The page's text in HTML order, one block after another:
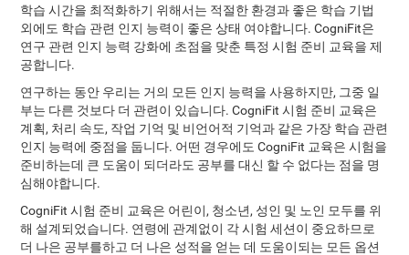
학습 시간을 최적화하기 위해서는 적절한 환경과 좋은 학습 기법
외에도 학습 관련 인지 능력이 좋은 상태 여야합니다. CogniFit은
연구 관련 인지 능력 강화에 초점을 맞춘 특정 시험 준비 교육을 제
공합니다.
연구하는 동안 우리는 거의 모든 인지 능력을 사용하지만, 그중 일
부는 다른 것보다 더 관련이 있습니다. CogniFit 시험 준비 교육은
계획, 처리 속도, 작업 기억 및 비언어적 기억과 같은 가장 학습 관련
인지 능력에 중점을 둡니다. 어떤 경우에도 CogniFit 교육은 시험을
준비하는데 큰 도움이 되더라도 공부를 대신 할 수 없다는 점을 명
심해야합니다.
CogniFit 시험 준비 교육은 어린이, 청소년, 성인 및 노인 모두를 위
해 설계되었습니다. 연령에 관계없이 각 시험 세션이 중요하므로
더 나은 공부를하고 더 나은 성적을 얻는 데 도움이되는 모든 옵션